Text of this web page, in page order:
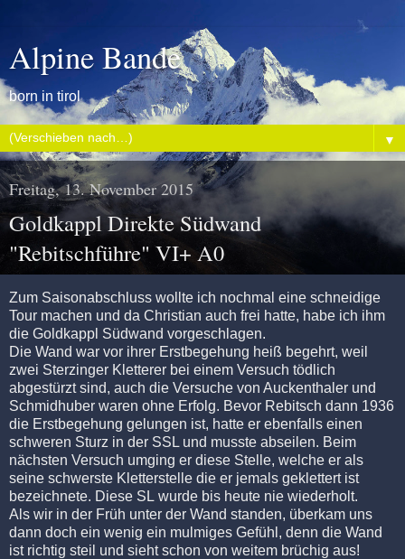
Alpine Bande
born in tirol
▼
Freitag, 13. November 2015
Goldkappl Direkte Südwand
"Rebitschführe" VI+ A0
Zum Saisonabschluss wollte ich nochmal eine schneidige
Tour machen und da Christian auch frei hatte, habe ich ihm
die Goldkappl Südwand vorgeschlagen.
Die Wand war vor ihrer Erstbegehung heiß begehrt, weil
zwei Sterzinger Kletterer bei einem Versuch tödlich
abgestürzt sind, auch die Versuche von Auckenthaler und
Schmidhuber waren ohne Erfolg. Bevor Rebitsch dann 1936
die Erstbegehung gelungen ist, hatte er ebenfalls einen
schweren Sturz in der SSL und musste abseilen. Beim
nächsten Versuch umging er diese Stelle, welche er als
seine schwerste Kletterstelle die er jemals geklettert ist
bezeichnete. Diese SL wurde bis heute nie wiederholt.
Als wir in der Früh unter der Wand standen, überkam uns
dann doch ein wenig ein mulmiges Gefühl, denn die Wand
ist richtig steil und sieht schon von weitem brüchig aus!